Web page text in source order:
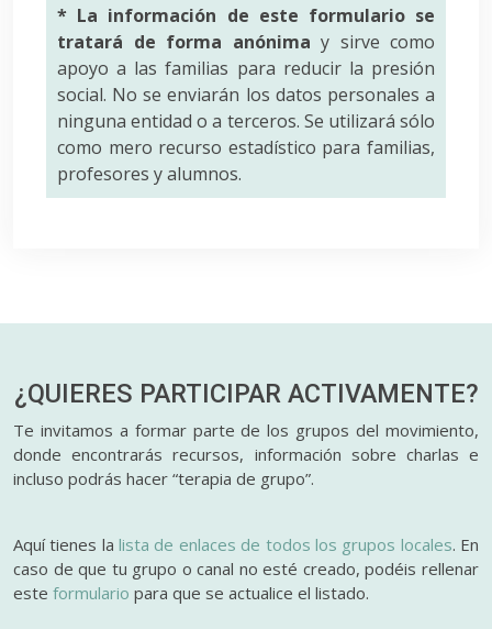
* La información de este formulario se
tratará de forma anónima y sirve como
apoyo a las familias para reducir la presión
social. No se enviarán los datos personales a
ninguna entidad o a terceros. Se utilizará sólo
como mero recurso estadístico para familias,
profesores y alumnos.
¿QUIERES PARTICIPAR ACTIVAMENTE?
Te invitamos a formar parte de los grupos del movimiento,
donde encontrarás recursos, información sobre charlas e
incluso podrás hacer “terapia de grupo”.
Aquí tienes lalista de enlaces de todos los grupos locales. En
caso de que tu grupo o canal no esté creado, podéis rellenar
este formulario para que se actualice el listado.